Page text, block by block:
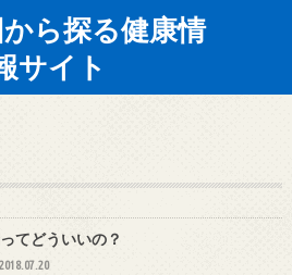
ら探る健康情
サイト
てどういいの？
2018.07.20